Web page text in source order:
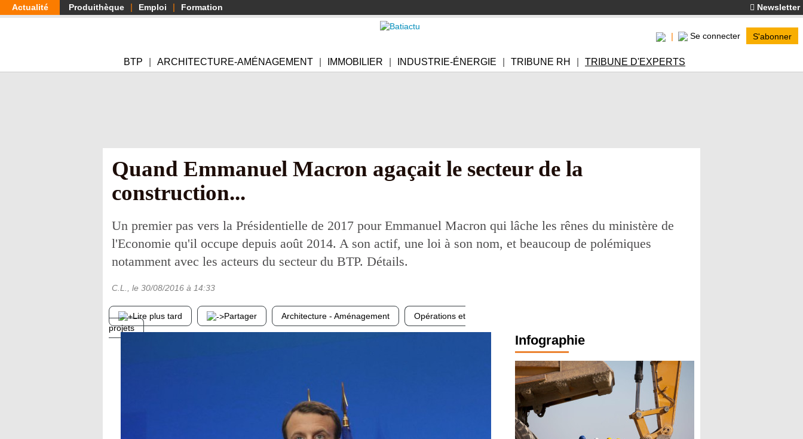
Aller
au
Actualité Produithèque Emploi Formation Newsletter
Se connecter S'abonner
BTP ARCHITECTURE-AMÉNAGEMENT IMMOBILIER INDUSTRIE-ÉNERGIE TRIBUNE RH TRIBUNE D'EXPERTS
Quand Emmanuel Macron agaçait le secteur de la
construction...
Un premier pas vers la Présidentielle de 2017 pour Emmanuel Macron qui lâche les rênes du ministère de
l'Economie qu'il occupe depuis août 2014. A son actif, une loi à son nom, et beaucoup de polémiques
notamment avec les acteurs du secteur du BTP. Détails.
C.L. , le 30/08/2016 à 14:33
Lire plus tard Partager Architecture - Aménagement
Opérations et
projets
Infographie